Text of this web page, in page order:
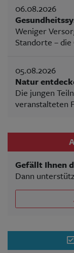
06.08.2026
Weniger
Standorte – die
05.08.2026
Natur
Die jungen
veranstalteten
Gefällt Ihnen
Dann